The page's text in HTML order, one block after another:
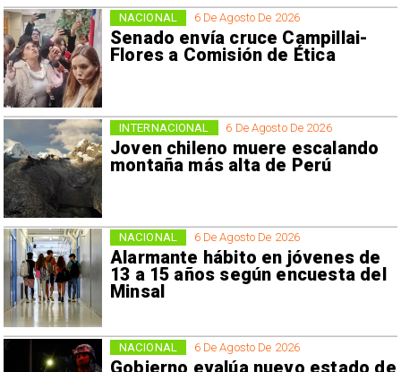
6 De Agosto De 2026
Senado envía cruce Campillai-
Flores a Comisión de Ética
NACIONAL
6 De Agosto De 2026
Joven chileno muere escalando
montaña más alta de Perú
INTERNACIONAL
6 De Agosto De 2026
Alarmante hábito en jóvenes de
13 a 15 años según encuesta del
Minsal
NACIONAL
6 De Agosto De 2026
Gobierno evalúa nuevo estado de
NACIONAL